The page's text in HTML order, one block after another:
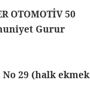
OTOMOTİV 50
Gurur
29 (halk ekmek